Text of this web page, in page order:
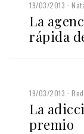
19/03/2013
La
rápida
19/03/2013
La
premio